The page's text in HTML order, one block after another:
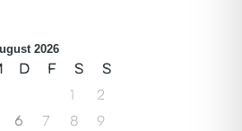
2026
D F S
S
1
2
6 7 8
9